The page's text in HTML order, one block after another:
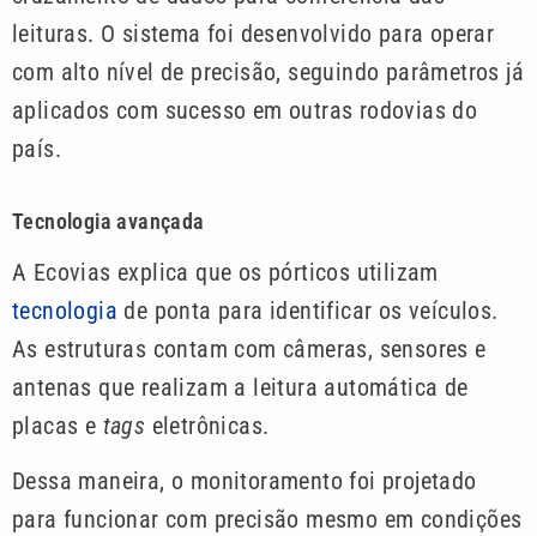
leituras. O sistema foi desenvolvido para operar
com alto nível de precisão, seguindo parâmetros já
aplicados com sucesso em outras rodovias do
país.
Tecnologia avançada
A Ecovias explica que os pórticos utilizam
tecnologia de ponta para identificar os veículos.
As estruturas contam com câmeras, sensores e
antenas que realizam a leitura automática de
placas e tags eletrônicas.
Dessa maneira, o monitoramento foi projetado
para funcionar com precisão mesmo em condições